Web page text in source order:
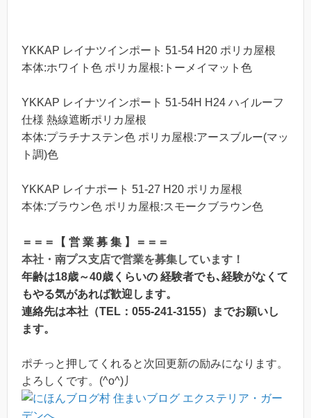
YKKAP レイナツインポート 51-54 H20 ポリカ屋根
本体:ホワイト色 ポリカ屋根:トーメイマット色
YKKAP レイナツインポート 51-54H H24 ハイルーフ
仕様 熱線遮断ポリカ屋根
本体:プラチナステン色 ポリカ屋根:アースブルー(マッ
ト調)色
YKKAP レイナポート 51-27 H20 ポリカ屋根
本体:ブラウン色 ポリカ屋根:スモークブラウン色
＝＝＝【 営 業 募 集 】＝＝＝
本社・南プス支店で営業を募集しています！
年齢は18歳～40歳くらいの 経験者でも､経験がなくて
もやる気があれば歓迎します。
連絡先は本社（TEL：055-241-3155）までお願いし
ます。
ポチっと押してくれると次回更新の励みになります。
よろしくです。(^o^)丿